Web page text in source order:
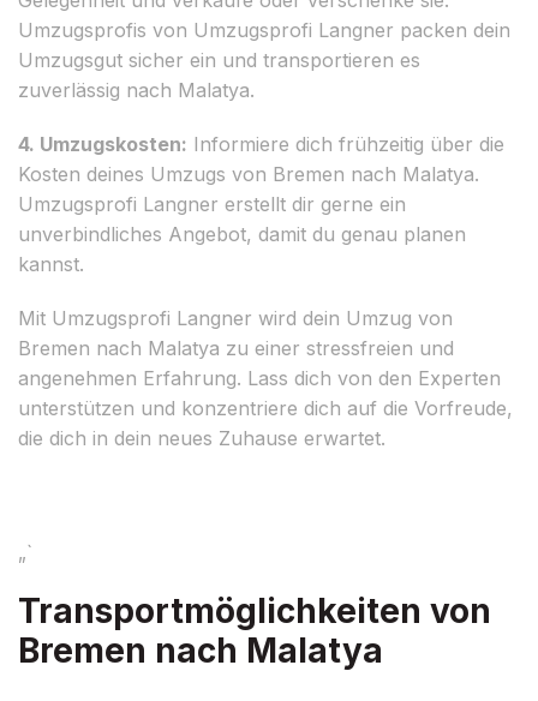
Umzugsprofis von Umzugsprofi Langner packen dein
Umzugsgut sicher ein und transportieren es
zuverlässig nach Malatya.
4. Umzugskosten: Informiere dich frühzeitig über die
Kosten deines Umzugs von Bremen nach Malatya.
Umzugsprofi Langner erstellt dir gerne ein
unverbindliches Angebot, damit du genau planen
kannst.
Mit Umzugsprofi Langner wird dein Umzug von
Bremen nach Malatya zu einer stressfreien und
angenehmen Erfahrung. Lass dich von den Experten
unterstützen und konzentriere dich auf die Vorfreude,
die dich in dein neues Zuhause erwartet.
„`
Transportmöglichkeiten von
Bremen nach Malatya